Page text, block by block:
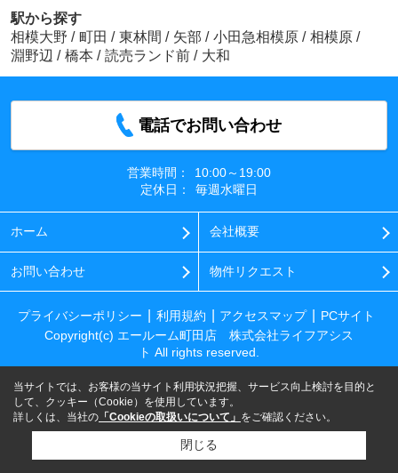
駅から探す
相模大野 / 町田 / 東林間 / 矢部 / 小田急相模原 / 相模原 /
淵野辺 / 橋本 / 読売ランド前 / 大和
電話でお問い合わせ
営業時間：
10:00～19:00
定休日：
毎週水曜日
ホーム 会社概要
お問い合わせ 物件リクエスト
プライバシーポリシー 利用規約 アクセスマップ
PCサイト
Copyright(c) エールーム町田店 株式会社ライフアシス
ト All rights reserved.
当サイトでは、お客様の当サイト利用状況把握、サービス向上検討を目的と
して、クッキー（Cookie）を使用しています。
詳しくは、当社の 「Cookieの取扱いについて」 をご確認ください。
閉じる